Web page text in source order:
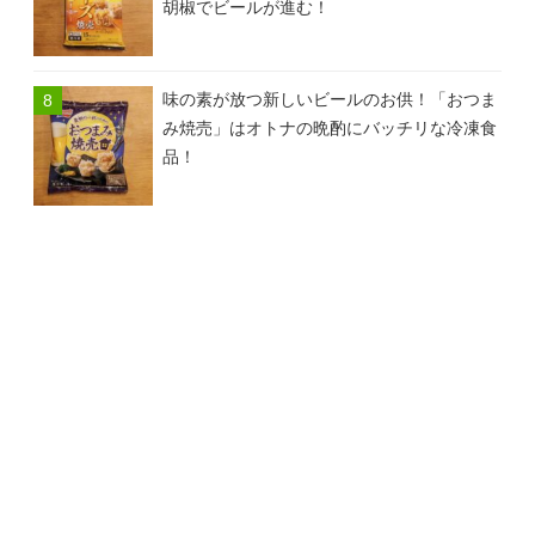
胡椒でビールが進む！
味の素が放つ新しいビールのお供！「おつま
み焼売」はオトナの晩酌にバッチリな冷凍食
品！